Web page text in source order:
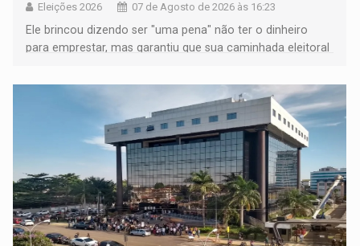
Eleições 2026 07 de Agosto de 2026 às 16:23
Ele brincou dizendo ser "uma pena" não ter o dinheiro
para emprestar, mas garantiu que sua caminhada eleitoral